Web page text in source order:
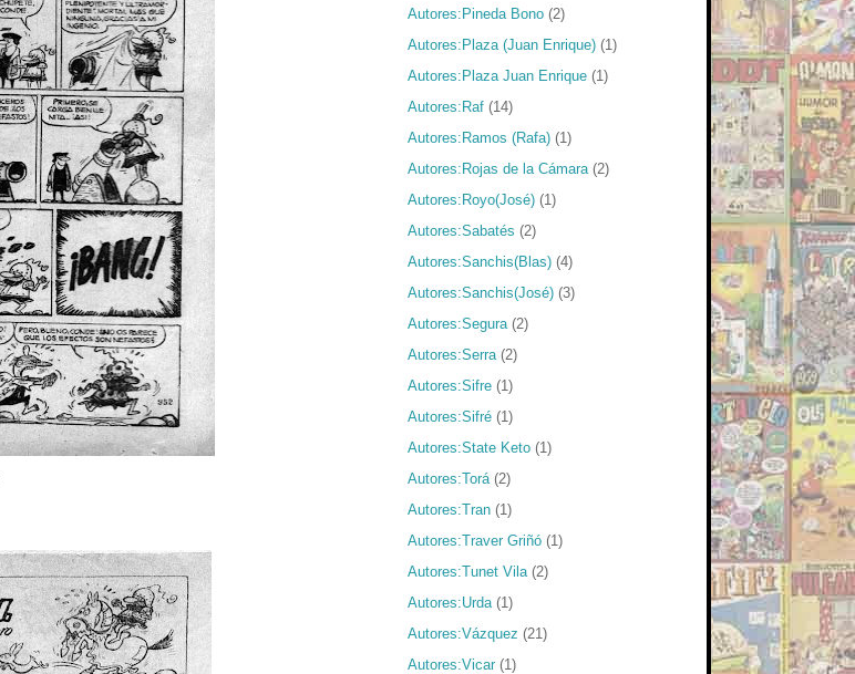
Autores:Pineda Bono (2)
Autores:Plaza (Juan Enrique) (1)
Autores:Plaza Juan Enrique (1)
Autores:Raf (14)
Autores:Ramos (Rafa) (1)
Autores:Rojas de la Cámara (2)
Autores:Royo(José) (1)
Autores:Sabatés (2)
Autores:Sanchis(Blas) (4)
Autores:Sanchis(José) (3)
Autores:Segura (2)
Autores:Serra (2)
Autores:Sifre (1)
Autores:Sifré (1)
Autores:State Keto (1)
Autores:Torá (2)
Autores:Tran (1)
Autores:Traver Griñó (1)
Autores:Tunet Vila (2)
Autores:Urda (1)
Autores:Vázquez (21)
Autores:Vicar (1)